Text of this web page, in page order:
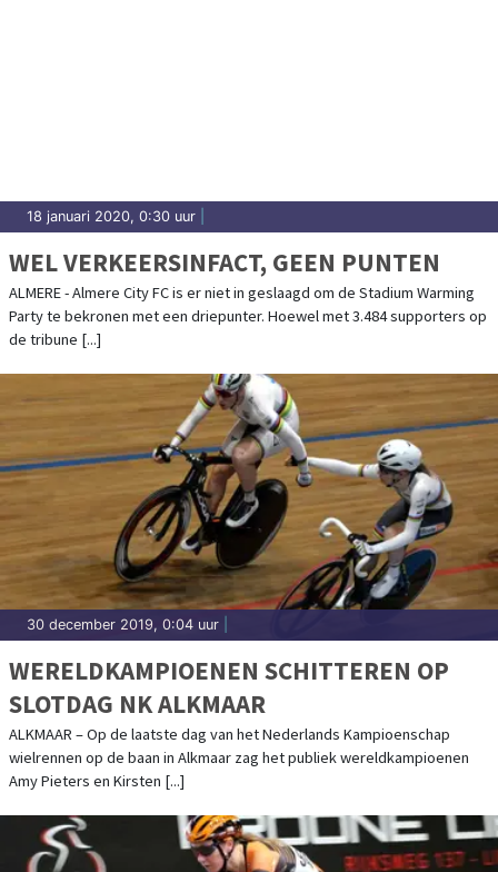
18 januari 2020, 0:30 uur
WEL VERKEERSINFACT, GEEN PUNTEN
ALMERE - Almere City FC is er niet in geslaagd om de Stadium Warming
Party te bekronen met een driepunter. Hoewel met 3.484 supporters op
de tribune [...]
30 december 2019, 0:04 uur
WERELDKAMPIOENEN SCHITTEREN OP
SLOTDAG NK ALKMAAR
ALKMAAR – Op de laatste dag van het Nederlands Kampioenschap
wielrennen op de baan in Alkmaar zag het publiek wereldkampioenen
Amy Pieters en Kirsten [...]